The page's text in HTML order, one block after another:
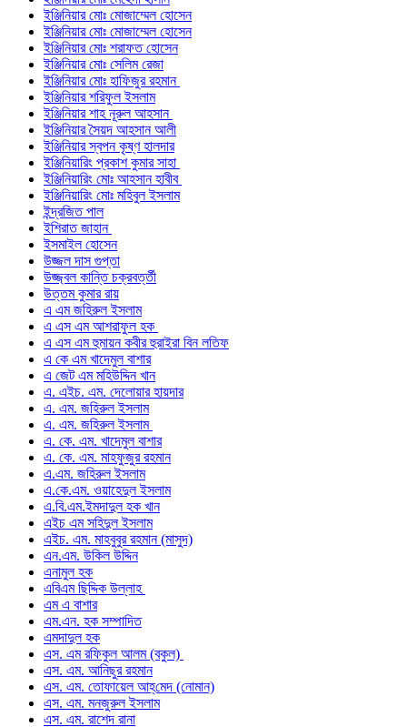
ইঞ্জিনিয়ার মোঃ মোজাম্মেল হোসেন
ইঞ্জিনিয়ার মোঃ মোজাম্মেল হোসেন
ইঞ্জিনিয়ার মোঃ শরাফত হোসেন
ইঞ্জিনিয়ার মোঃ সেলিম রেজা
ইঞ্জিনিয়ার মোঃ হাফিজুর রহমান
ইঞ্জিনিয়ার শরিফুল ইসলাম
ইঞ্জিনিয়ার শাহ নূরুল আহসান
ইঞ্জিনিয়ার সৈয়দ আহসান আলী
ইঞ্জিনিয়ার স্বপন কৃষ্ণ হালদার
ইঞ্জিনিয়ারিং প্রকাশ কুমার সাহা
ইঞ্জিনিয়ারিং মোঃ আহসান হাবীব
ইঞ্জিনিয়ারিং মোঃ মহিবুল ইসলাম
ইন্দ্রজিত পাল
ইশিরাত জাহান
ইসমাইল হোসেন
উজ্জল দাস গুপ্তা
উজ্জ্বল কান্তি চক্রবর্ত্তী
উত্তম কুমার রায়
এ এম জহিরুল ইসলাম
এ এস এম আশরাফুল হক
এ এস এম হুমায়ন কবীর হুরাইরা বিন লতিফ
এ কে এম খাদেমুল বাশার
এ জেট এম মহিউদ্দিন খান
এ. এইচ. এম. দেলোয়ার হায়দার
এ. এম. জহিরুল ইসলাম
এ. এম. জহিরুল ইসলাম
এ. কে. এম. খাদেমুল বাশার
এ. কে. এম. মাহফুজুর রহমান
এ.এম. জহিরুল ইসলাম
এ.কে.এম. ওয়াহেদুল ইসলাম
এ.বি.এম.ইমদাদুল হক খান
এইচ এম সহিদুল ইসলাম
এইচ. এম. মাহবুবুর রহমান (মাসুদ)
এন.এম. উকিল উদ্দিন
এনামুল হক
এবিএম ছিদ্দিক উল্লাহ
এম এ বাশার
এম.এন. হক সম্পাদিত
এমদাদুল হক
এস. এম রফিকুল আলম (বকুল)
এস. এম. আনিছুর রহমান
এস. এম. তোফায়েল আহ্‌মেদ (নোমান)
এস. এম. মনজুরুল ইসলাম
এস. এম. রাশেদ রানা